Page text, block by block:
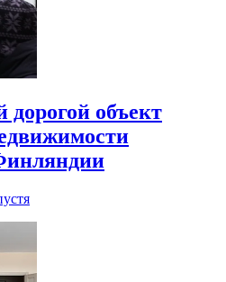
объект